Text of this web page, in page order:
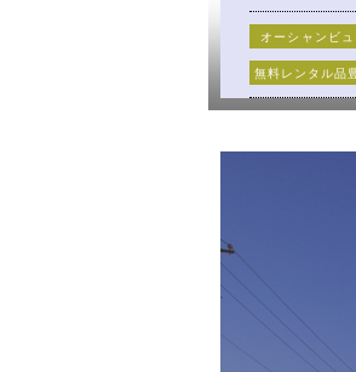
★★★新料金体
・新たにフリ
・深夜からなら
オーシャンビュ
無料レンタル品